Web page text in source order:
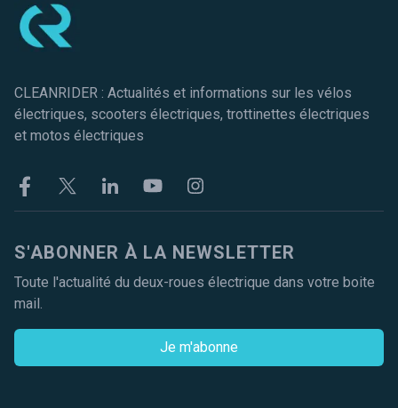
CLEANRIDER : Actualités et informations sur les vélos
électriques, scooters électriques, trottinettes électriques
et motos électriques
FacebookTwitter LinkekinYoutubeInstagram
S'ABONNER À LA NEWSLETTER
Toute l'actualité du deux-roues électrique dans votre boite
mail.
Je m'abonne